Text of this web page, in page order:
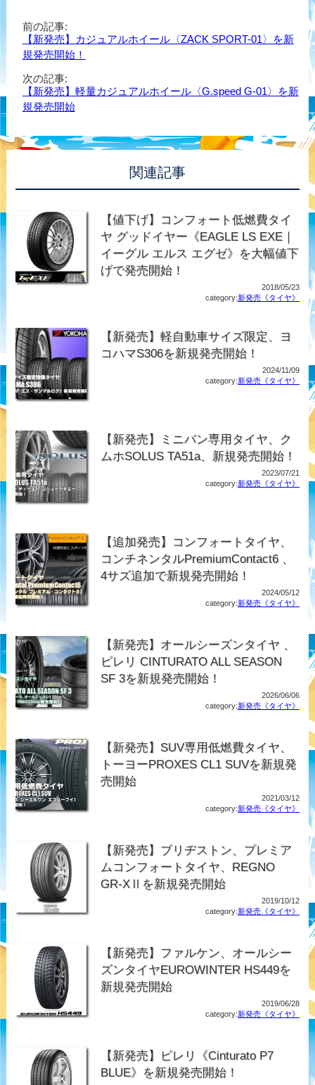
前の記事:
【新発売】カジュアルホイール〈ZACK SPORT-01〉を新
規発売開始！
次の記事:
【新発売】軽量カジュアルホイール〈G.speed G-01〉を新
規発売開始
関連記事
【値下げ】コンフォート低燃費タイ
ヤ グッドイヤー《EAGLE LS EXE｜
イーグル エルス エグゼ》を大幅値下
げで発売開始！
2018/05/23
category:新発売《タイヤ》
【新発売】軽自動車サイズ限定、ヨ
コハマS306を新規発売開始！
2024/11/09
category:新発売《タイヤ》
【新発売】ミニバン専用タイヤ、ク
ムホSOLUS TA51a、新規発売開始！
2023/07/21
category:新発売《タイヤ》
【追加発売】コンフォートタイヤ、
コンチネンタルPremiumContact6 、
4サズ追加で新規発売開始！
2024/05/12
category:新発売《タイヤ》
【新発売】オールシーズンタイヤ 、
ピレリ CINTURATO ALL SEASON
SF 3を新規発売開始！
2026/06/06
category:新発売《タイヤ》
【新発売】SUV専用低燃費タイヤ、
トーヨーPROXES CL1 SUVを新規発
売開始
2021/03/12
category:新発売《タイヤ》
【新発売】ブリヂストン、プレミア
ムコンフォートタイヤ、REGNO
GR-XⅡを新規発売開始
2019/10/12
category:新発売《タイヤ》
【新発売】ファルケン、オールシー
ズンタイヤEUROWINTER HS449を
新規発売開始
2019/06/28
category:新発売《タイヤ》
【新発売】ピレリ《Cinturato P7
BLUE》を新規発売開始！